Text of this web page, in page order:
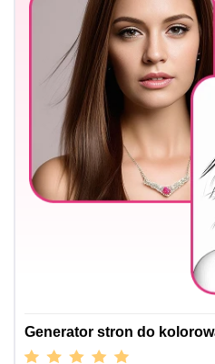
Generator stron do